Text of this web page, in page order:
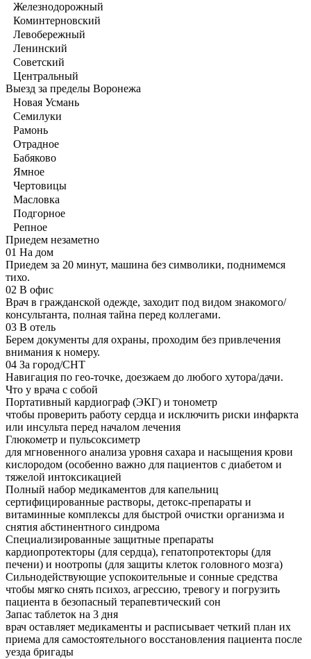
Железнодорожный
Коминтерновский
Левобережный
Ленинский
Советский
Центральный
Выезд за пределы Воронежа
Новая Усмань
Семилуки
Рамонь
Отрадное
Бабяково
Ямное
Чертовицы
Масловка
Подгорное
Репное
Приедем незаметно
01 На дом
Приедем за 20 минут, машина без символики, поднимемся
тихо.
02 В офис
Врач в гражданской одежде, заходит под видом знакомого/
консультанта, полная тайна перед коллегами.
03 В отель
Берем документы для охраны, проходим без привлечения
внимания к номеру.
04 За город/СНТ
Навигация по гео-точке, доезжаем до любого хутора/дачи.
Что у врача с собой
Портативный кардиограф (ЭКГ) и тонометр
чтобы проверить работу сердца и исключить риски инфаркта
или инсульта перед началом лечения
Глюкометр и пульсоксиметр
для мгновенного анализа уровня сахара и насыщения крови
кислородом (особенно важно для пациентов с диабетом и
тяжелой интоксикацией
Полный набор медикаментов для капельниц
сертифицированные растворы, детокс-препараты и
витаминные комплексы для быстрой очистки организма и
снятия абстинентного синдрома
Специализированные защитные препараты
кардиопротекторы (для сердца), гепатопротекторы (для
печени) и ноотропы (для защиты клеток головного мозга)
Сильнодействующие успокоительные и сонные средства
чтобы мягко снять психоз, агрессию, тревогу и погрузить
пациента в безопасный терапевтический сон
Запас таблеток на 3 дня
врач оставляет медикаменты и расписывает четкий план их
приема для самостоятельного восстановления пациента после
уезда бригады